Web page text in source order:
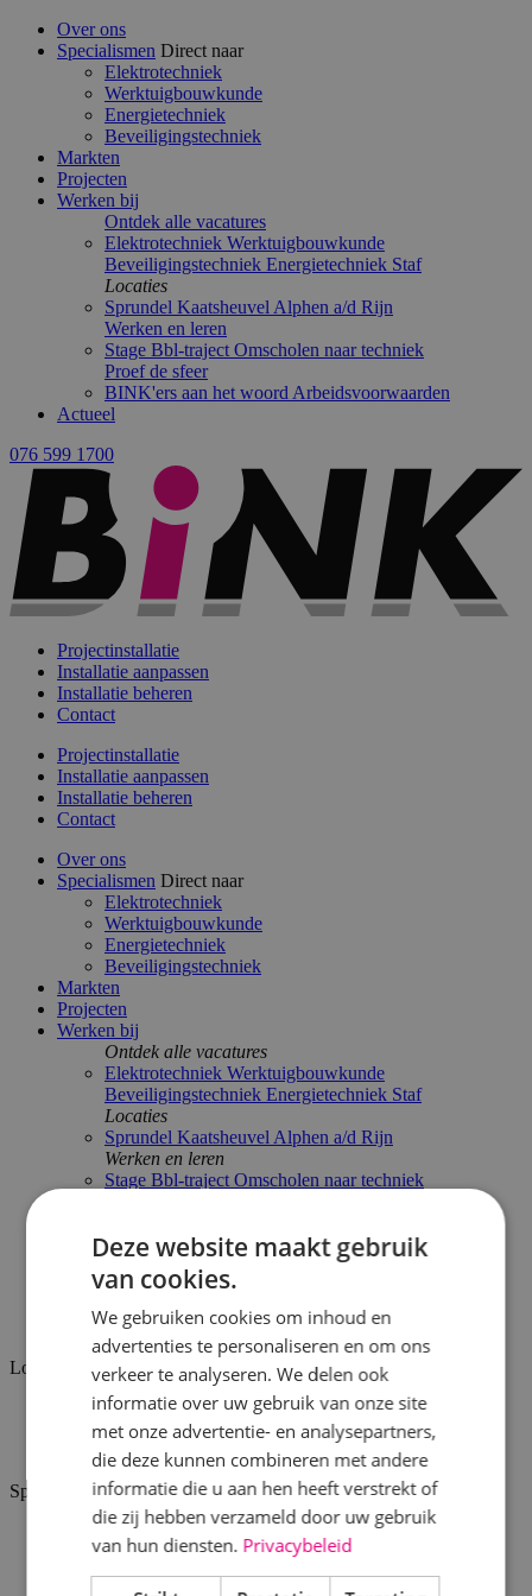
Over ons
Specialismen Direct naar
Elektrotechniek
Werktuigbouwkunde
Energietechniek
Beveiligingstechniek
Markten
Projecten
Werken bij
Ontdek alle vacatures
Elektrotechniek Werktuigbouwkunde
Beveiligingstechniek Energietechniek Staf
Locaties
Sprundel Kaatsheuvel Alphen a/d Rijn
Werken en leren
Stage Bbl-traject Omscholen naar techniek
Proef de sfeer
BINK'ers aan het woord Arbeidsvoorwaarden
Actueel
076 599 1700
Projectinstallatie
Installatie aanpassen
Installatie beheren
Contact
Projectinstallatie
Installatie aanpassen
Installatie beheren
Contact
Over ons
Specialismen Direct naar
Elektrotechniek
Werktuigbouwkunde
Energietechniek
Beveiligingstechniek
Markten
Projecten
Werken bij
Ontdek alle vacatures
Elektrotechniek Werktuigbouwkunde
Beveiligingstechniek Energietechniek Staf
Locaties
Sprundel Kaatsheuvel Alphen a/d Rijn
Werken en leren
Stage Bbl-traject Omscholen naar techniek
Actueel
BINK
Vacatures
Locatie
Alphen a/d Rijn
Kaatsheuvel
Sprundel
Specialisme
Beveiligingstechniek
Elektrotechniek
Energietechniek
Deze website maakt gebruik
van cookies.
We gebruiken cookies om inhoud en
advertenties te personaliseren en om ons
verkeer te analyseren. We delen ook
informatie over uw gebruik van onze site
met onze advertentie- en analysepartners,
die deze kunnen combineren met andere
informatie die u aan hen heeft verstrekt of
die zij hebben verzameld door uw gebruik
van hun diensten. Privacybeleid